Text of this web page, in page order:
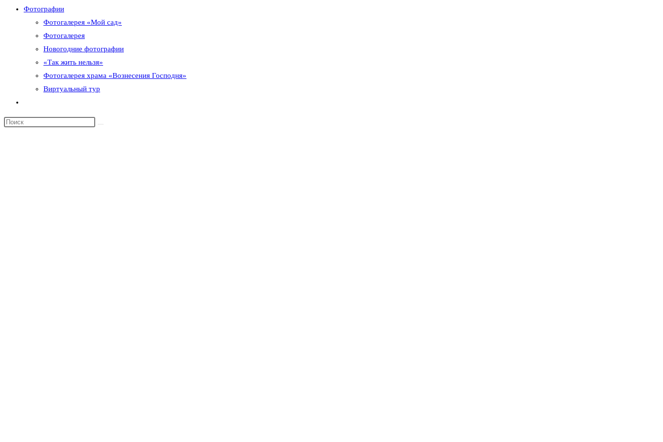
Фотографии
Фотогалерея «Мой сад»
Фотогалерея
Новогодние фотографии
«Так жить нельзя»
Фотогалерея храма «Вознесения Господня»
Виртуальный тур
по